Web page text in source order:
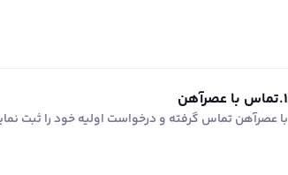
1
.تماس با عصرآهن
با عصرآهن تماس گرفته و درخواست اولیه خود را ثبت